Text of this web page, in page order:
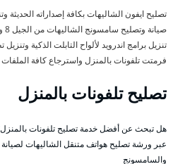
تصليح ايفون الشاليهات بكافة إصداراته الحديثة
صيانة وتصليح سامسونج الشاليهات من الجيل 8 وبكافة أنواعه
تنزيل برامج اندرويد لألواح التابلت الذكية
فرمتت تلفونات بالمنزل واسترجاع كافة
تصليح تلفونات بالمنزل
هل تبحث عن أفضل خدمة تصليح تلفونات
عبر ورشة تصليح هواتف متنقل الشاليهات لصيانة
والسامسونج